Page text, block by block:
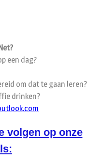
een dag?
om dat te gaan leren?
drinken?
volgen op onze